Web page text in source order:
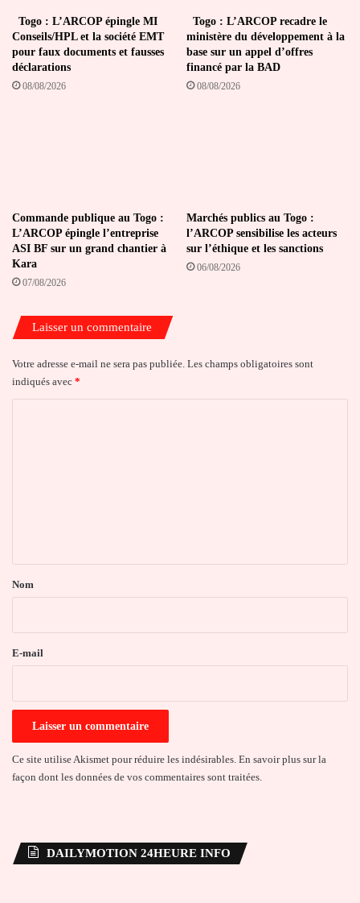
Togo : L’ARCOP épingle MI
Conseils/HPL et la société EMT
pour faux documents et fausses
déclarations
08/08/2026
Togo : L’ARCOP recadre le
ministère du développement à la
base sur un appel d’offres
financé par la BAD
08/08/2026
Commande publique au Togo :
L’ARCOP épingle l’entreprise
ASI BF sur un grand chantier à
Kara
07/08/2026
Marchés publics au Togo :
l’ARCOP sensibilise les acteurs
sur l’éthique et les sanctions
06/08/2026
Laisser un commentaire
Votre adresse e-mail ne sera pas publiée. Les champs obligatoires sont
indiqués avec *
a
e
Nom
E-mail
Ce site utilise Akismet pour réduire les indésirables. En savoir plus sur la
façon dont les données de vos commentaires sont traitées
DAILYMOTION 24HEURE INFO